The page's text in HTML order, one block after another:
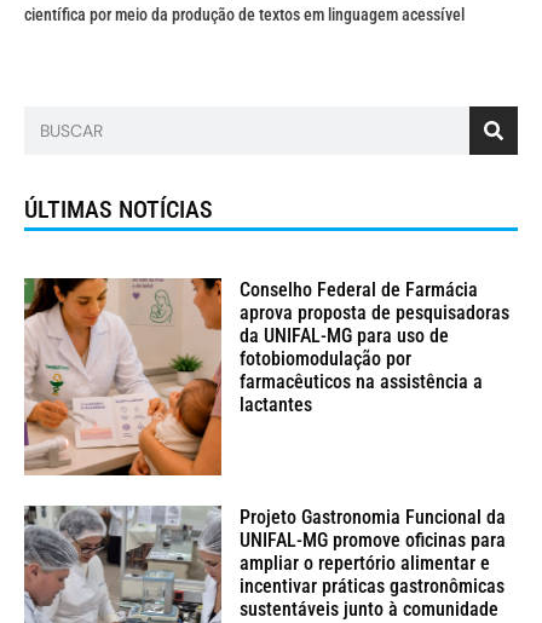
científica por meio da produção de textos em linguagem acessível
ÚLTIMAS NOTÍCIAS
Conselho Federal de Farmácia
aprova proposta de pesquisadoras
da UNIFAL-MG para uso de
fotobiomodulação por
farmacêuticos na assistência a
lactantes
Projeto Gastronomia Funcional da
UNIFAL-MG promove oficinas para
ampliar o repertório alimentar e
incentivar práticas gastronômicas
sustentáveis junto à comunidade